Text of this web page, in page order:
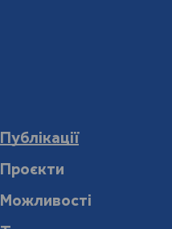
Публікації
Проєкти
Можливості